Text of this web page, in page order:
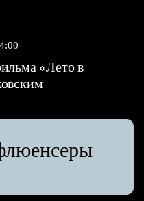
«Лето в